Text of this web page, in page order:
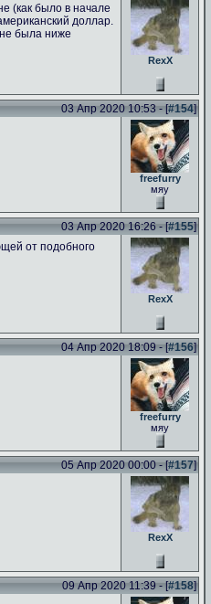
(как было в начале
доллар.
была ниже
RexX
03 Апр 2020 10:53 - [#154]
freefurry
мяу
03 Апр 2020 16:26 - [#155]
от подобного
RexX
04 Апр 2020 18:09 - [#156]
freefurry
мяу
05 Апр 2020 00:00 - [#157]
RexX
09 Апр 2020 11:39 - [#158]